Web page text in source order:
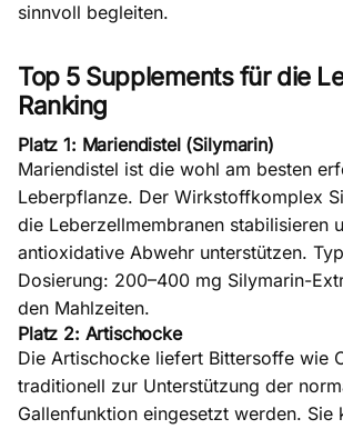
sinnvoll begleiten.
Top 5 Supplements für die
Ranking
Platz 1: Mariendistel (Silymarin)
Mariendistel ist die wohl am besten
Leberpflanze. Der Wirkstoffkomplex
die Leberzellmembranen stabilisieren
antioxidative Abwehr unterstützen.
Dosierung: 200–400 mg Silymarin-
den Mahlzeiten.
Platz 2: Artischocke
Die Artischocke liefert Bittersoffe wie
traditionell zur Unterstützung der
Gallenfunktion eingesetzt werden. Sie